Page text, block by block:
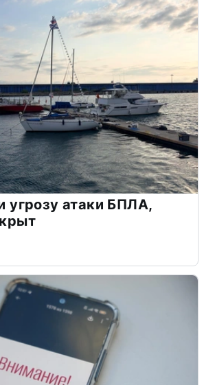
угрозу атаки БПЛА,